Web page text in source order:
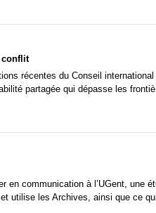
conflit
récentes du Conseil
partagée qui dépasse les
communication à l’UGent, une
utilise les Archives, ainsi que ce